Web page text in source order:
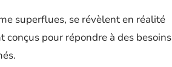
superflues, se révèlent en réalité
pour répondre à des besoins